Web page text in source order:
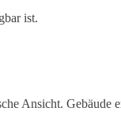
ist.
Ansicht. Gebäude